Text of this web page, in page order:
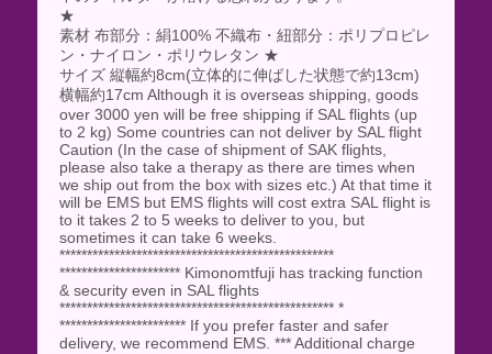
★
素材 布部分：絹100% 不織布・紐部分：ポリプロピレ
ン・ナイロン・ポリウレタン ★
サイズ 縦幅約8cm(立体的に伸ばした状態で約13cm)
横幅約17cm Although it is overseas shipping, goods
over 3000 yen will be free shipping if SAL flights (up
to 2 kg) Some countries can not deliver by SAL flight
Caution (In the case of shipment of SAK flights,
please also take a therapy as there are times when
we ship out from the box with sizes etc.) At that time it
will be EMS but EMS flights will cost extra SAL flight is
to it takes 2 to 5 weeks to deliver to you, but
sometimes it can take 6 weeks.
**************************************************
********************** Kimonomtfuji has tracking function
& security even in SAL flights
************************************************** *
*********************** If you prefer faster and safer
delivery, we recommend EMS. *** Additional charge